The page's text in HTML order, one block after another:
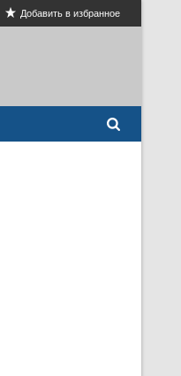
Добавить в избранное